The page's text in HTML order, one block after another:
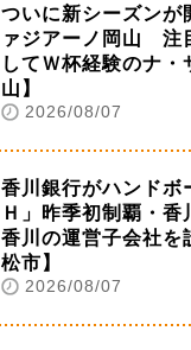
ついに新シーズンが
ァジアーノ岡山 注
してＷ杯経験のナ・
山】
2026/08/07
香川銀行がハンドボ
Ｈ」昨季初制覇・香
香川の運営子会社を
松市】
2026/08/07